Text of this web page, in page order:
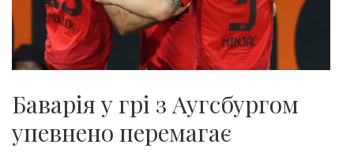
Баварія у грі з Аугсбургом
упевнено перемагає